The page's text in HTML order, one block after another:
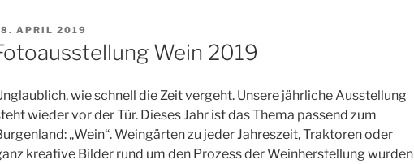
APRIL 2019
Wein 2019
wie schnell die Zeit vergeht. Unsere jährliche Ausstellung
wieder vor der Tür. Dieses Jahr ist das Thema passend zum
„Wein“. Weingärten zu jeder Jahreszeit, Traktoren oder
kreative Bilder rund um den Prozess der Weinherstellung wurden